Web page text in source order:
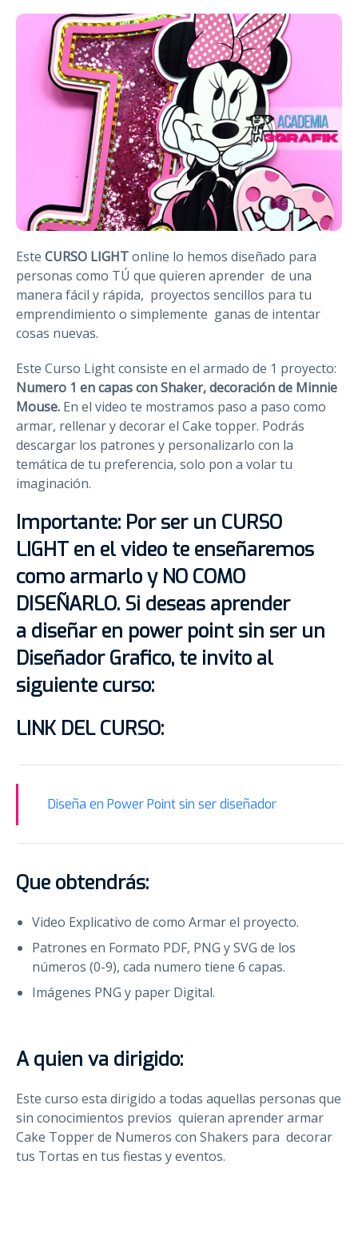
Este CURSO LIGHTonline lo hemos diseñado para
personas como TÚ que quieren aprender de una
manera fácil y rápida, proyectos sencillos para tu
emprendimiento o simplemente ganas de intentar
cosas nuevas.
Este Curso Light consiste en el armado de 1 proyecto:
Numero 1 en capas con Shaker, decoración de Minnie
Mouse. En el video te mostramos paso a paso como
armar, rellenar y decorar el Cake topper. Podrás
descargar los patrones y personalizarlo con la
temática de tu preferencia, solo pon a volar tu
imaginación.
Importante: Por ser un CURSO
LIGHT en el video te enseñaremos
como armarlo y NO COMO
DISEÑARLO. Si deseas aprender
a diseñar en power point sin ser un
Diseñador Grafico, te invito al
siguiente curso:
LINK DEL CURSO:
Diseña en Power Point sin ser diseñador
Que obtendrás:
Video Explicativo de como Armar el proyecto.
Patrones en Formato PDF, PNG y SVG de los
números (0-9), cada numero tiene 6 capas.
Imágenes PNG y paper Digital.
A quien va dirigido:
Este curso esta dirigido a todas aquellas personas que
sin conocimientos previos quieran aprender armar
Cake Topper de Numeros con Shakers para decorar
tus Tortas en tus fiestas y eventos.